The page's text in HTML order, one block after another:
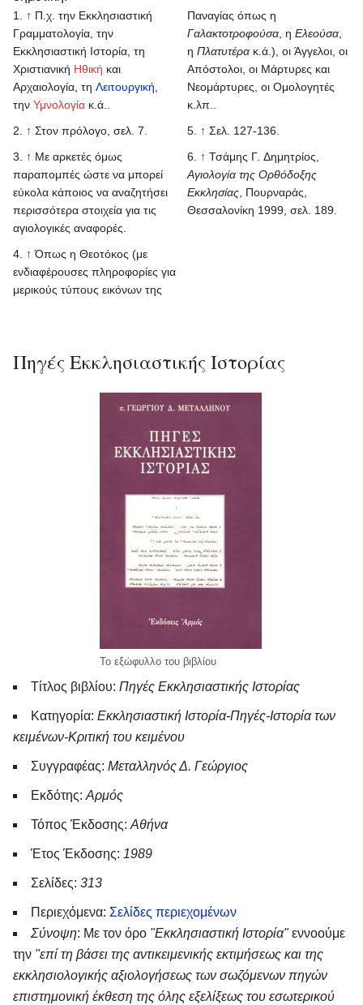
↑ Π.χ. την Εκκλησιαστική
Γραμματολογία, την
Εκκλησιαστική Ιστορία, τη
Χριστιανική Ηθική και
Αρχαιολογία, τη Λειτουργική
την Υμνολογία κ.ά..
↑ Στον πρόλογο, σελ. 7.
↑ Με αρκετές όμως
παραπομπές ώστε να μπορεί
εύκολα κάποιος να αναζητήσει
περισσότερα στοιχεία για τις
αγιολογικές αναφορές.
↑ Όπως η Θεοτόκος (με
ενδιαφέρουσες πληροφορίες για
μερικούς τύπους εικόνων της
Παναγίας όπως η
Γαλακτοτροφούσα , ηΕλεούσα
ηΠλατυτέρα κ.ά.), οι Άγγελοι, οι
Απόστολοι, οι Μάρτυρες και
Νεομάρτυρες, οι Ομολογητές
κ.λπ..
↑ Σελ. 127-136.
↑ Τσάμης Γ. Δημητρίος,
Αγιολογία της Ορθόδοξης
Εκκλησίας , Πουρναράς,
Θεσσαλονίκη 1999, σελ. 189.
Πηγές Εκκλησιαστικής Ιστορίας
Το εξώφυλλο του βιβλίου
Τίτλος βιβλίου: Πηγές Εκκλησιαστικής Ιστορίας
Κατηγορία: Εκκλησιαστική Ιστορία-Πηγές-Ιστορία των
κειμένων-Κριτική του κειμένου
Συγγραφέας: Μεταλληνός Δ. Γεώργιος
Εκδότης:Αρμός
Τόπος Έκδοσης:Αθήνα
Έτος Έκδοσης: 1989
Σελίδες: 313
Περιεχόμενα: Σελίδες περιεχομένων
Σύνοψη: Με τον όρο "Εκκλησιαστική Ιστορία" εννοούμε
την "επί τη βάσει της αντικειμενικής εκτιμήσεως και της
εκκλησιολογικής αξιολογήσεως των σωζόμενων πηγών
επιστημονική έκθεση της όλης εξελίξεως του εσωτερικού